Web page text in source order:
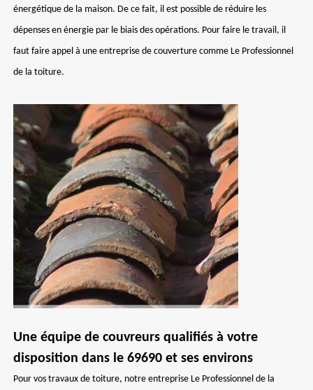
énergétique de la maison. De ce fait, il est possible de réduire les
dépenses en énergie par le biais des opérations. Pour faire le travail, il
faut faire appel à une entreprise de couverture comme Le Professionnel
de la toiture.
Une équipe de couvreurs qualifiés à votre
disposition dans le 69690 et ses environs
Pour vos travaux de toiture, notre entreprise Le Professionnel de la